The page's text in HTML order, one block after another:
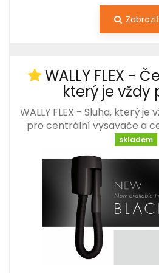
Zobrazit
WALLY FLEX -
který je vždy
WALLY FLEX - Sluha, který je
pro centrální vysavače a
skladem